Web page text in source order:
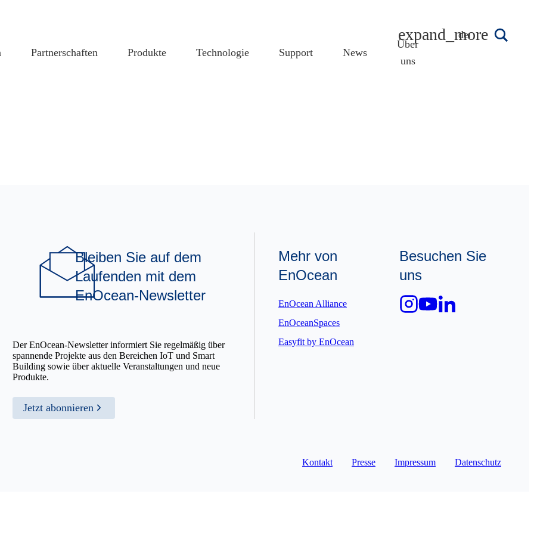
Partnerschaften Produkte Technologie Support News
Über
uns
deutsch
Bleiben Sie auf dem
Laufenden mit dem
EnOcean-Newsletter
Der EnOcean-Newsletter informiert Sie regelmäßig über
spannende Projekte aus den Bereichen IoT und Smart
Building sowie über aktuelle Veranstaltungen und neue
Produkte.
Jetzt abonnieren
Mehr von
EnOcean
EnOcean Alliance
EnOceanSpaces
Easyfit by EnOcean
Besuchen Sie
uns
Kontakt Presse Impressum Datenschutz